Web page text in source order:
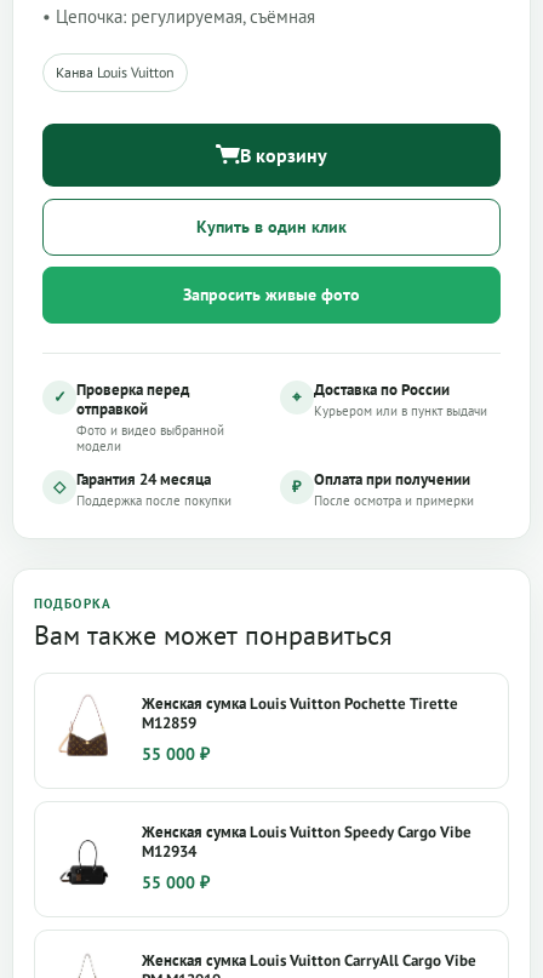
• Цепочка: регулируемая, съёмная
Канва Louis Vuitton
В корзину
Купить в один клик
Запросить живые фото
✓ Проверка перед
отправкой
Фото и видео выбранной
модели
⌖ Доставка по России
Курьером или в пункт выдачи
◇ Гарантия 24 месяца
Поддержка после покупки
₽ Оплата при получении
После осмотра и примерки
ПОДБОРКА
Вам также может понравиться
Женская сумка Louis Vuitton Pochette Tirette
M12859
55 000 ₽
Женская сумка Louis Vuitton Speedy Cargo Vibe
M12934
55 000 ₽
Женская сумка Louis Vuitton CarryAll Cargo Vibe